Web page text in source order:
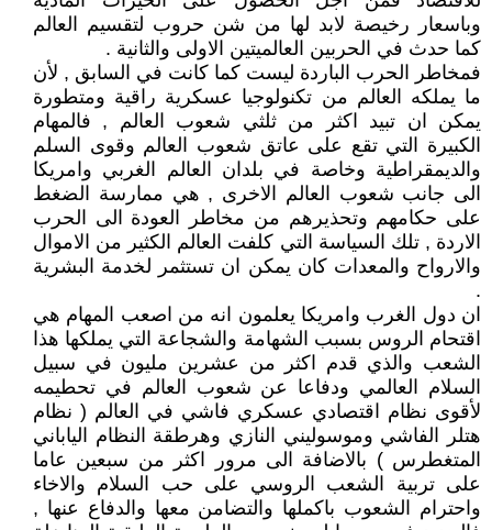
وباسعار رخيصة لابد لها من شن حروب لتقسيم العالم
كما حدث في الحربين العالميتين الاولى والثانية .
فمخاطر الحرب الباردة ليست كما كانت في السابق , لأن
ما يملكه العالم من تكنولوجيا عسكرية راقية ومتطورة
يمكن ان تبيد اكثر من ثلثي شعوب العالم , فالمهام
الكبيرة التي تقع على عاتق شعوب العالم وقوى السلم
والديمقراطية وخاصة في بلدان العالم الغربي وامريكا
الى جانب شعوب العالم الاخرى , هي ممارسة الضغط
على حكامهم وتحذيرهم من مخاطر العودة الى الحرب
الاردة , تلك السياسة التي كلفت العالم الكثير من الاموال
والارواح والمعدات كان يمكن ان تستثمر لخدمة البشرية
.
ان دول الغرب وامريكا يعلمون انه من اصعب المهام هي
اقتحام الروس بسبب الشهامة والشجاعة التي يملكها هذا
الشعب والذي قدم اكثر من عشرين مليون في سبيل
السلام العالمي ودفاعا عن شعوب العالم في تحطيمه
لأقوى نظام اقتصادي عسكري فاشي في العالم ( نظام
هتلر الفاشي وموسوليني النازي وهرطقة النظام الياباني
المتغطرس ) بالاضافة الى مرور اكثر من سبعين عاما
على تربية الشعب الروسي على حب السلام والاخاء
واحترام الشعوب باكملها والتضامن معها والدفاع عنها ,